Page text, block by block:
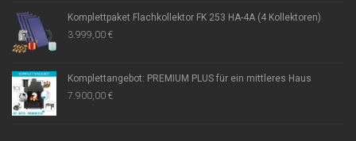
Komplettpaket Flachkollektor FK 253 HA-4A (4 Kollektoren)
3.999,00 €
Komplettangebot: PREMIUM PLUS für ein mittleres Haus
7.900,00 €